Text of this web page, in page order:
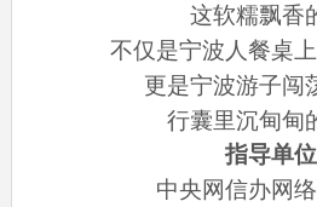
这软糯飘香
不仅是宁波人餐桌
更是宁波游子闯
行囊里沉甸甸
指导单位
中央网信办网